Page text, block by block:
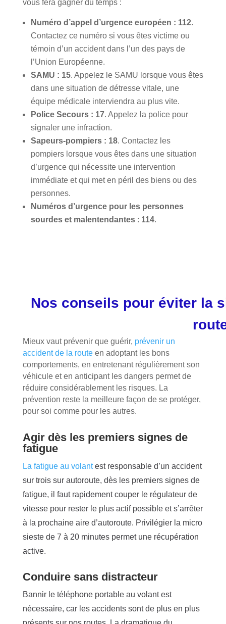
vous fera gagner du temps :
Numéro d’appel d’urgence européen : 112.
Contactez ce numéro si vous êtes victime ou
témoin d’un accident dans l’un des pays de
l’Union Européenne.
SAMU : 15. Appelez le SAMU lorsque vous êtes
dans une situation de détresse vitale, une
équipe médicale interviendra au plus vite.
Police Secours : 17. Appelez la police pour
signaler une infraction.
Sapeurs-pompiers : 18. Contactez les
pompiers lorsque vous êtes dans une situation
d’urgence qui nécessite une intervention
immédiate et qui met en péril des biens ou des
personnes.
Numéros d’urgence pour les personnes
sourdes et malentendantes: 114.
Nos conseils pour éviter la
Mieux vaut prévenir que guérir, prévenir un
accident de la routeen adoptant les bons
comportements, en entretenant régulièrement son
véhicule et en anticipant les dangers permet de
réduire considérablement les risques. La
prévention reste la meilleure façon de se protéger,
pour soi comme pour les autres.
Agir dès les premiers signes de
fatigue
La fatigue au volantest responsable d’un accident
sur trois sur autoroute, dès les premiers signes de
fatigue, il faut rapidement couper le régulateur de
vitesse pour rester le plus actif possible et s’arrêter
à la prochaine aire d’autoroute. Privilégier la micro
sieste de 7 à 20 minutes permet une récupération
active.
Conduire sans distracteur
Bannir le téléphone portable au volant est
nécessaire, car les accidents sont de plus en plus